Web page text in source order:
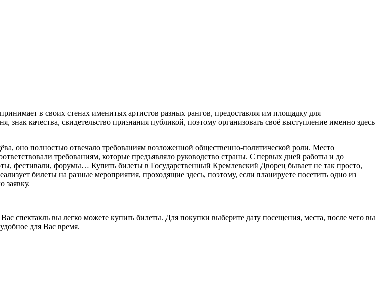
в своих стенах именитых артистов разных рангов, предоставляя им площадку для
качества, свидетельство признания публикой, поэтому организовать своё выступление именно здесь
оно полностью отвечало требованиям возложенной общественно-политической роли. Место
требованиям, которые предъявляло руководство страны. С первых дней работы и до
фестивали, форумы… Купить билеты в Государственный Кремлевский Дворец бывает не так просто,
билеты на разные мероприятия, проходящие здесь, поэтому, если планируете посетить одно из
заявку.
спектакль вы легко можете купить билеты. Для покупки выберите дату посещения, места, после чего вы
для Вас время.